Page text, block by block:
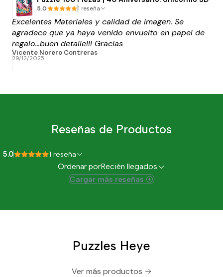
5.0 1 reseña
Excelentes Materiales y calidad de imagen. Se
agradece que ya haya venido envuelto en papel de
regalo...buen detalle!!! Gracias
Vicente Norero Contreras
29/12/2025
Reseñas de Productos
5.0 1 reseña
Ordenar porRecién llegados
Cargar más reseñas
Puzzles Heye
Ver más productos